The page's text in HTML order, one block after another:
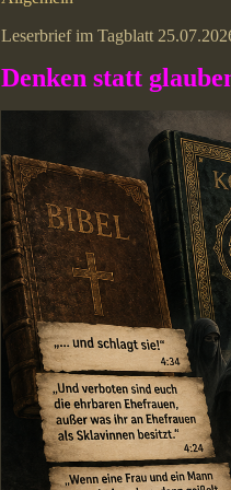
Leserbrief im Tagblatt
Denken statt